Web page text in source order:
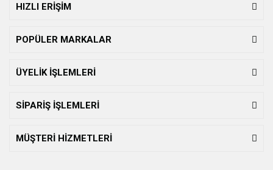
HIZLI ERİŞİM
POPÜLER MARKALAR
ÜYELİK İŞLEMLERİ
SİPARİŞ İŞLEMLERİ
MÜŞTERİ HİZMETLERİ